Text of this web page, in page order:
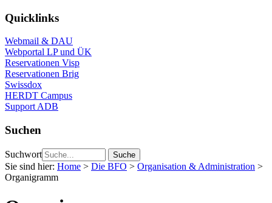
Quicklinks
Webmail & DAU
Webportal LP und ÜK
Reservationen Visp
Reservationen Brig
Swissdox
HERDT Campus
Support ADB
Suchen
Suchwort
Sie sind hier: Home > Die BFO > Organisation & Administration >
Organigramm